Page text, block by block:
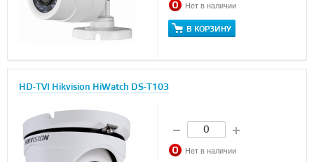
Нет в наличии
В КОРЗИНУ
HD-TVI Hikvision HiWatch DS-T103
Нет в наличии